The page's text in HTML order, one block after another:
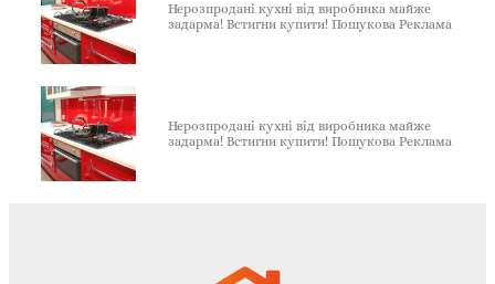
Нерозпродані кухні від виробника майже
задарма! Встигни купити! Пошукова Реклама
Нерозпродані кухні від виробника майже
задарма! Встигни купити! Пошукова Реклама